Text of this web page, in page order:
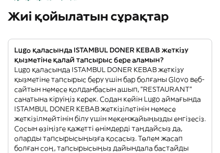
Жиі қойылатын сұрақтар
Lugo қаласында ISTAMBUL DONER KEBAB жеткізу
қызметіне қалай тапсырыс бере аламын?
Lugo қаласында ISTAMBUL DONER KEBAB жеткізу
қызметіне тапсырыс беру үшін бар болғаны Glovo веб-
сайтын немесе қолданбасын ашып, "RESTAURANT"
санатына кіруіңіз керек. Содан кейін Lugo аймағында
ISTAMBUL DONER KEBAB жеткізілетінін немесе
жеткізілмейтінін білу үшін мекенжайыңызды енгізесіз.
Сосын өзіңізге қажетті өнімдерді таңдайсыз да,
оларды тапсырысыңызға қосасыз. Төлем жасап
болған соң, тапсырысыңыз дайындала бастайды